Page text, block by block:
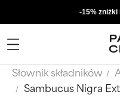
-15% zniżki
Słownik składników
Sambucus Nigra